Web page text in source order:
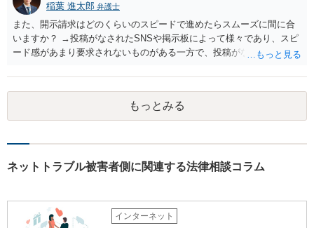
稲葉 進太郎 弁護士
また、開示請求はどのくらいのスピードで進めたらスムーズに間に合
いますか？ →投稿がなされたSNSや掲示板によって様々であり、スピ
ード感があまり要求されないものがある一方で、投稿がなされてから
が生じる掲示板もあります。開示命令をご検討であれば弁護士に一度
直接ご相談になる方が良いかも知れません。
もっとみる
ネットトラブル被害者側に関連する法律相談コラム
インターネット